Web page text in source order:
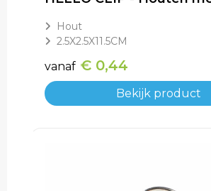
Hout
2.5X2.5X11.5CM
vanaf € 0,44
Bekijk product